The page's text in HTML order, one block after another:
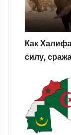
Как
силу,